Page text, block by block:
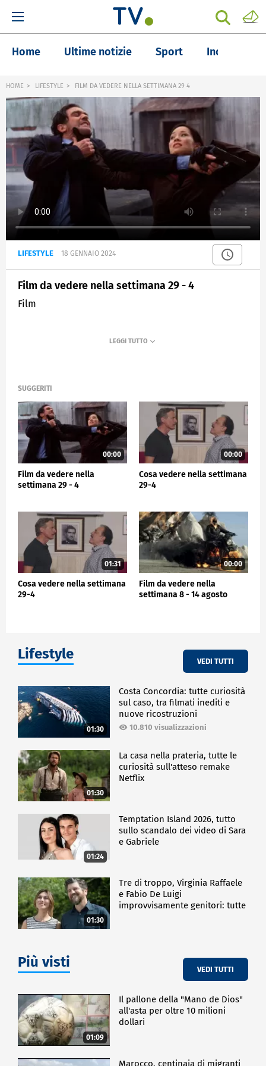
Home Ultime notizie Sport Inchieste
HOME LIFESTYLE FILM DA VEDERE NELLA SETTIMANA 29 4
LIFESTYLE 18 GENNAIO 2024
Film da vedere nella settimana 29 - 4
Film
SUGGERITI
00:00
Film da vedere nella
settimana 29 - 4
00:00
Cosa vedere nella settimana
29-4
01:31
Cosa vedere nella settimana
29-4
00:00
Film da vedere nella
settimana 8 - 14 agosto
Lifestyle VEDI TUTTI
01:30
Costa Concordia: tutte curiosità
sul caso, tra filmati inediti e
nuove ricostruzioni
10.810 visualizzazioni
01:30
La casa nella prateria, tutte le
curiosità sull'atteso remake
Netflix
01:24
Temptation Island 2026, tutto
sullo scandalo dei video di Sara
e Gabriele
01:30
Tre di troppo, Virginia Raffaele
e Fabio De Luigi
improvvisamente genitori: tutte
Più visti VEDI TUTTI
01:09
Il pallone della "Mano de Dios"
all'asta per oltre 10 milioni
dollari
Marocco, centinaia di migranti